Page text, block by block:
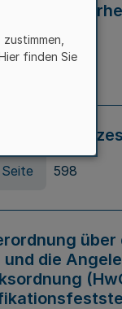
in
NRW)
Seite 595
Seite 598
die
finden Sie